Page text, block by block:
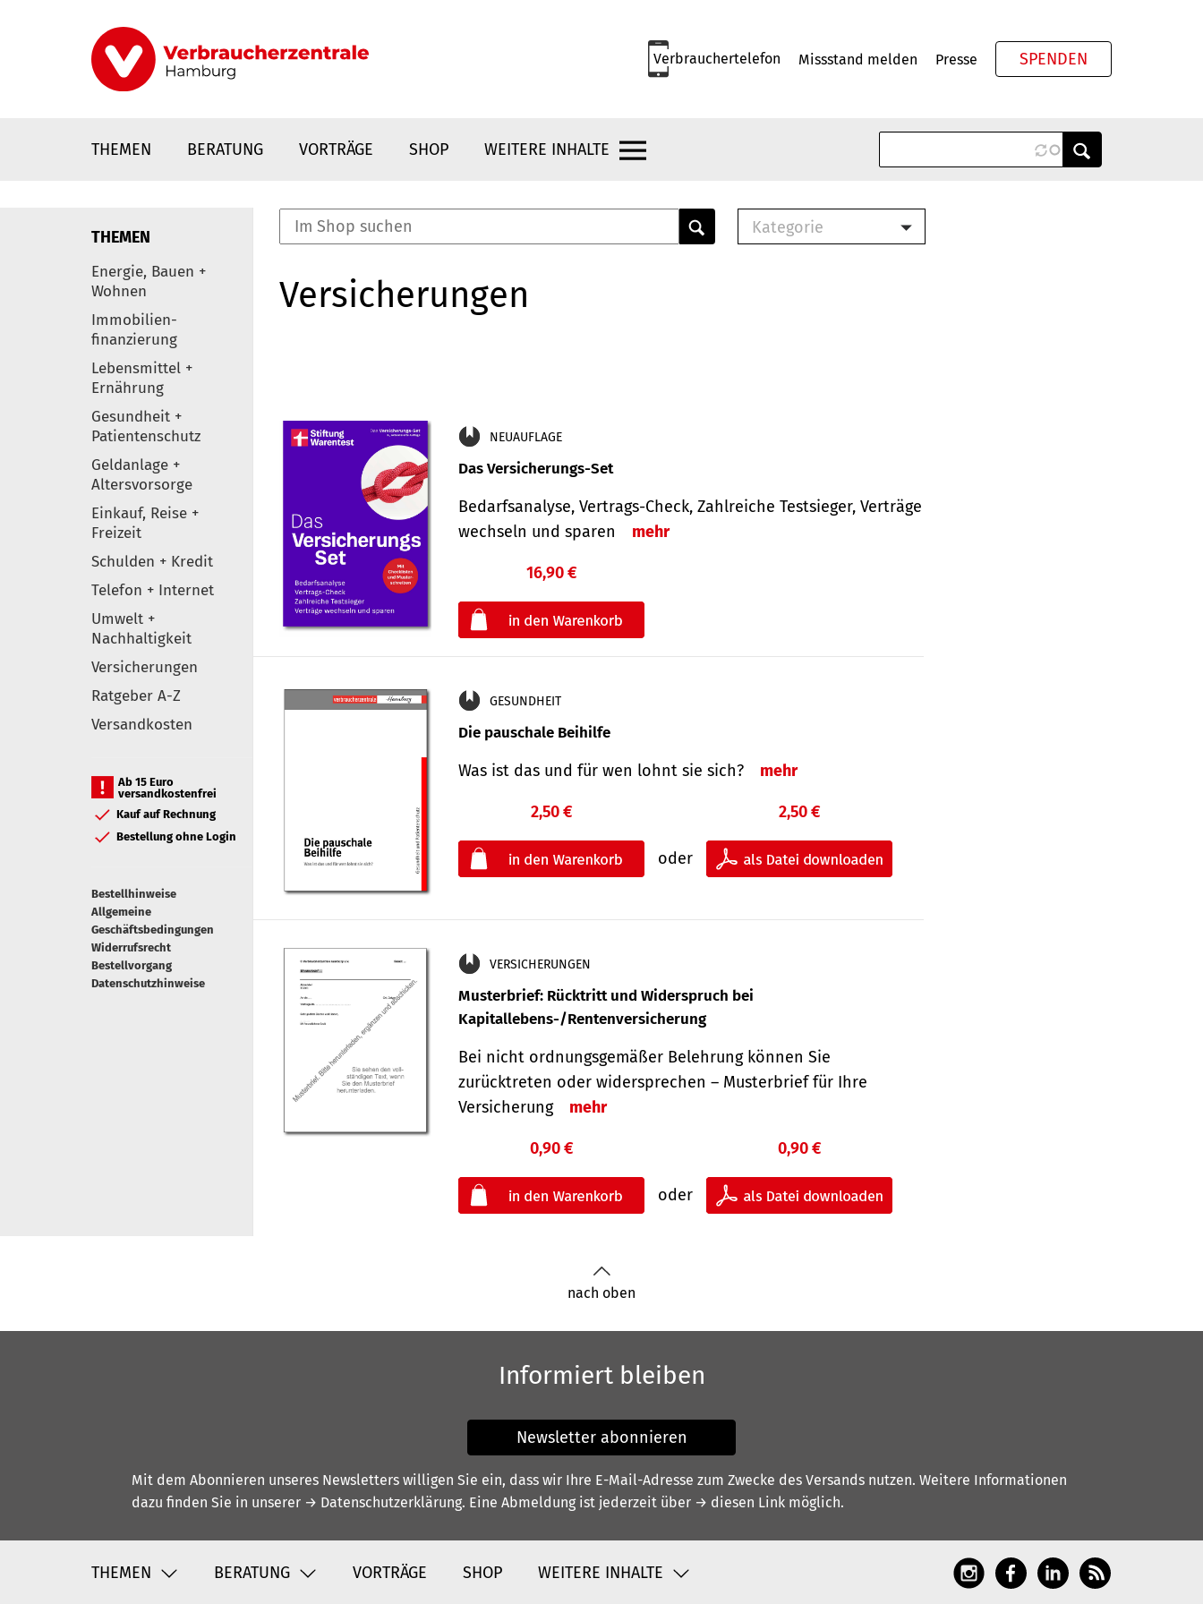
Verbrauchertelefon Missstand melden Presse SPENDEN
THEMEN BERATUNG VORTRÄGE SHOP WEITERE INHALTE
Elemente
THEMEN
Energie, Bauen +
Wohnen
Immobilien-
finanzierung
Lebensmittel +
Ernährung
Gesundheit +
Patientenschutz
Geldanlage +
Altersvorsorge
Einkauf, Reise +
Freizeit
Schulden + Kredit
Telefon + Internet
Umwelt +
Nachhaltigkeit
Versicherungen
Ratgeber A-Z
Versandkosten
Ab 15 Euro
versandkostenfrei
Kauf auf Rechnung
Bestellung ohne Login
Bestellhinweise
Allgemeine
Geschäftsbedingungen
Widerrufsrecht
Bestellvorgang
Datenschutzhinweise
Kategorie
Versicherungen
NEUAUFLAGE
Das Versicherungs-Set
Bedarfsanalyse, Vertrags-Check, Zahlreiche Testsieger, Verträge
wechseln und sparen
mehr
16,90 €
GESUNDHEIT
Die pauschale Beihilfe
Was ist das und für wen lohnt sie sich? mehr
2,50 €
oder
2,50 €
VERSICHERUNGEN
Musterbrief: Rücktritt und Widerspruch bei
Kapitallebens-/Rentenversicherung
Bei nicht ordnungsgemäßer Belehrung können Sie
zurücktreten oder widersprechen – Musterbrief für Ihre
Versicherung
mehr
0,90 €
oder
0,90 €
nach oben
Informiert bleiben
Newsletter abonnieren
Mit dem Abonnieren unseres Newsletters willigen Sie ein, dass wir Ihre E-Mail-Adresse zum Zwecke des Versands nutzen. Weitere Informationen
dazu finden Sie in unserer → Datenschutzerklärung. Eine Abmeldung ist jederzeit über → diesen Link möglich.
THEMEN BERATUNG VORTRÄGE SHOP WEITERE INHALTE